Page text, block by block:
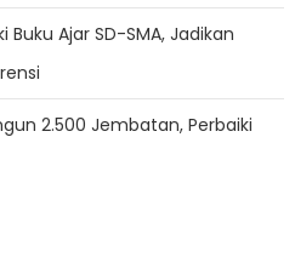
Ajar SD-SMA, Jadikan
2.500 Jembatan, Perbaiki